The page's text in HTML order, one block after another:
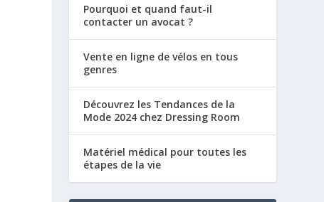
Pourquoi et quand faut-il
contacter un avocat ?
Vente en ligne de vélos en tous
genres
Découvrez les Tendances de la
Mode 2024 chez Dressing Room
Matériel médical pour toutes les
étapes de la vie